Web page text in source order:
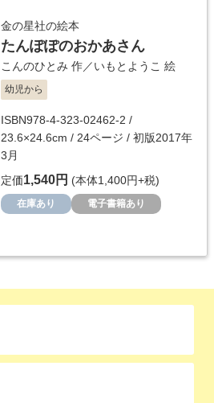
金の星社の絵本
たんぽぽのおかあさん
こんのひとみ 作／いもとようこ 絵
幼児から
ISBN978-4-323-02462-2 /
23.6×24.6cm / 24ページ / 初版2017年
3月
定価1,540円 (本体1,400円+税)
在庫あり 電子書籍あり